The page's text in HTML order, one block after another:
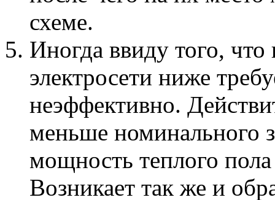
схеме.
Иногда ввиду того,
электросети ниже
неэффективно.
меньше номинального
мощность теплого
Возникает так же и